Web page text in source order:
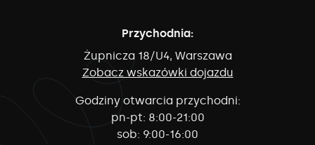
Przychodnia:
Żupnicza 18/U4, Warszawa
Zobacz wskazówki dojazdu
Godziny otwarcia przychodni:
pn-pt: 8:00-21:00
sob: 9:00-16:00